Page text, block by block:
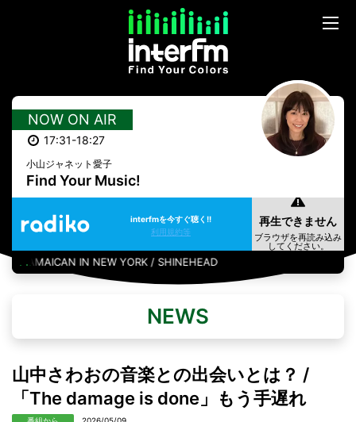
NOW ON AIR
17:31-18:27
小山ジャネット愛子
Find Your Music!
interfmを今すぐ聴く!!
利用規約等
IN NEW YORK / SHINEHEAD
NEWS
山中さわおの音楽との出会いとは？ /
「The damage is done」もう手遅れ